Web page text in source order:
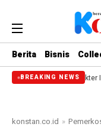
Berita Bisnis
BREAKING NEWS
Kesehatan Dokter
konstan.co.id »